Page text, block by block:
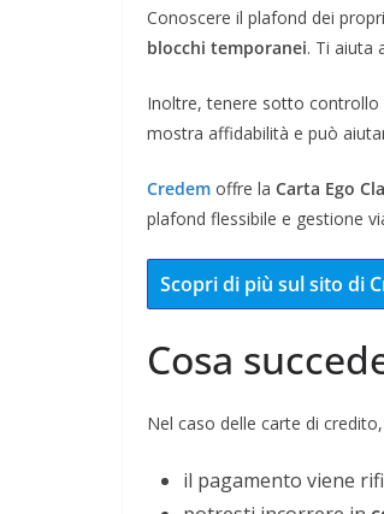
Conoscere il plafond dei
blocchi temporanei. Ti aiuta
Inoltre, tenere sotto controllo
mostra affidabilità e può
Credem offre la Carta Ego
plafond flessibile e gestione
Scopri di più sul sito di
Cosa
Nel caso delle carte di
il pagamento viene